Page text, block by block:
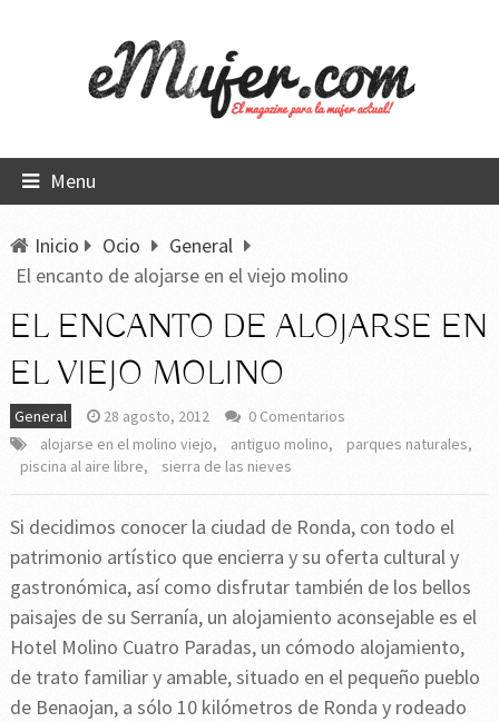
Menu
Inicio Ocio
General
El encanto de alojarse en el viejo molino
EL ENCANTO DE ALOJARSE EN
EL VIEJO MOLINO
General 28 agosto, 2012
0 Comentarios
alojarse en el molino viejo, antiguo molino, parques naturales,
piscina al aire libre, sierra de las nieves
Si decidimos conocer la ciudad de Ronda, con todo el
patrimonio artístico que encierra y su oferta cultural y
gastronómica, así como disfrutar también de los bellos
paisajes de su Serranía, un alojamiento aconsejable es el
Hotel Molino Cuatro Paradas, un cómodo alojamiento,
de trato familiar y amable, situado en el pequeño pueblo
de Benaojan, a sólo 10 kilómetros de Ronda y rodeado